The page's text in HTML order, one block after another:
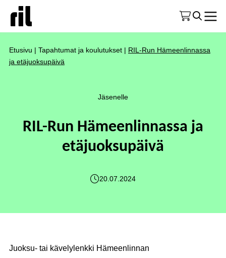
Etusivu | Tapahtumat ja koulutukset | RIL-Run Hämeenlinnassa
ja etäjuoksupäivä
Jäsenelle
RIL-Run Hämeenlinnassa ja
etäjuoksupäivä
20.07.2024
Juoksu- tai kävelylenkki Hämeenlinnan